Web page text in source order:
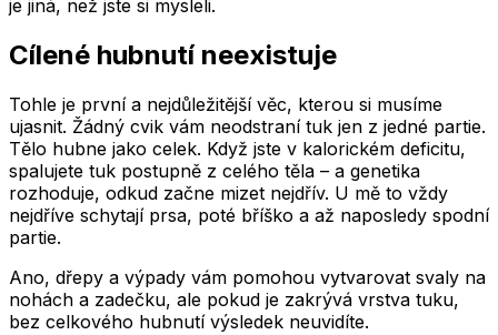
je jiná, než jste si mysleli.
Cílené hubnutí neexistuje
Tohle je první a nejdůležitější věc, kterou si musíme
ujasnit. Žádný cvik vám neodstraní tuk jen z jedné partie.
Tělo hubne jako celek. Když jste v kalorickém deficitu,
spalujete tuk postupně z celého těla – a genetika
rozhoduje, odkud začne mizet nejdřív. U mě to vždy
nejdříve schytají prsa, poté bříško a až naposledy spodní
partie.
Ano, dřepy a výpady vám pomohou vytvarovat svaly na
nohách a zadečku, ale pokud je zakrývá vrstva tuku,
bez celkového hubnutí výsledek neuvidíte.